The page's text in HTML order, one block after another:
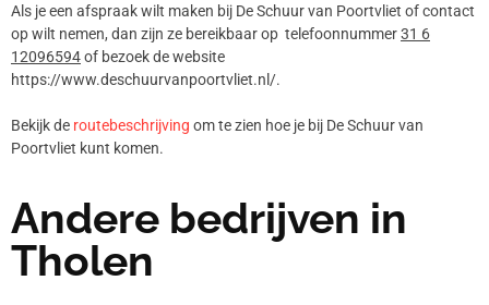
Als je een afspraak wilt maken bij De Schuur van Poortvliet of contact
op wilt nemen, dan zijn ze bereikbaar op telefoonnummer31 6
12096594of bezoek de website
https://www.deschuurvanpoortvliet.nl/.
Bekijk de routebeschrijving om te zien hoe je bij De Schuur van
Poortvliet kunt komen.
Andere bedrijven in
Tholen